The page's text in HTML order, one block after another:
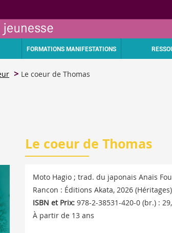
FORMATIONS MANIFESTATIONS
Le coeur de Thomas
Le coeur de Thomas
Moto Hagio ; trad. du japonais Anaïs
Rancon : Éditions Akata, 2026 (Héritages)
ISBN et Prix: 978-2-38531-420-0 (br.) :
À partir de 13 ans